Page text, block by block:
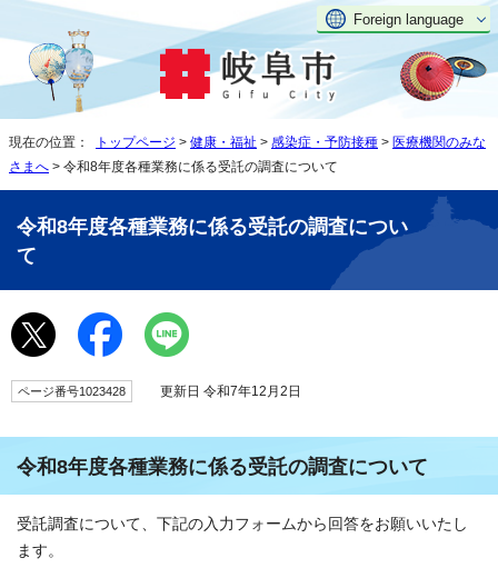
Foreign language
現在の位置： トップページ > 健康・福祉 > 感染症・予防接種 > 医療機関のみな
さまへ > 令和8年度各種業務に係る受託の調査について
令和8年度各種業務に係る受託の調査につい
て
ページ番号1023428 更新日 令和7年12月2日
令和8年度各種業務に係る受託の調査について
受託調査について、下記の入力フォームから回答をお願いいたし
ます。